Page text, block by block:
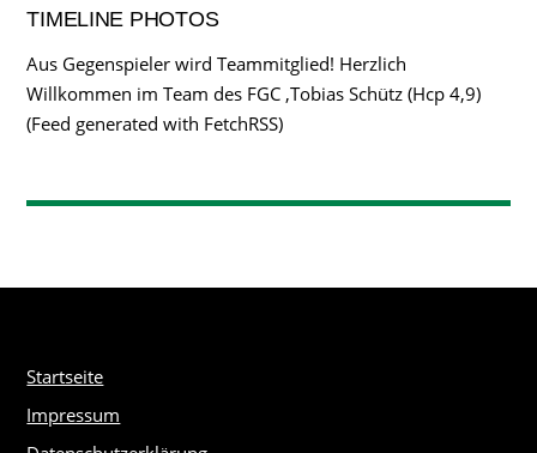
TIMELINE PHOTOS
Aus Gegenspieler wird Teammitglied! Herzlich
Willkommen im Team des FGC ,Tobias Schütz (Hcp 4,9)
(Feed generated with FetchRSS)
Startseite
Impressum